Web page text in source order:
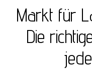
Markt für
Die